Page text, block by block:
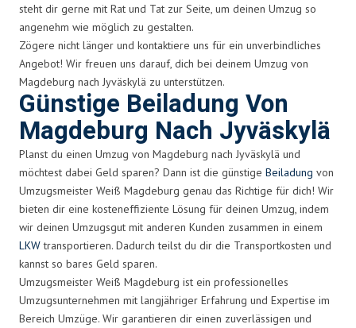
steht dir gerne mit Rat und Tat zur Seite, um deinen Umzug so
angenehm wie möglich zu gestalten.
Zögere nicht länger und kontaktiere uns für ein unverbindliches
Angebot! Wir freuen uns darauf, dich bei deinem Umzug von
Magdeburg nach Jyväskylä zu unterstützen.
Günstige Beiladung Von
Magdeburg Nach Jyväskylä
Planst du einen Umzug von Magdeburg nach Jyväskylä und
möchtest dabei Geld sparen? Dann ist die günstige Beiladung von
Umzugsmeister Weiß Magdeburg genau das Richtige für dich! Wir
bieten dir eine kosteneffiziente Lösung für deinen Umzug, indem
wir deinen Umzugsgut mit anderen Kunden zusammen in einem
LKWtransportieren. Dadurch teilst du dir die Transportkosten und
kannst so bares Geld sparen.
Umzugsmeister Weiß Magdeburg ist ein professionelles
Umzugsunternehmen mit langjähriger Erfahrung und Expertise im
Bereich Umzüge. Wir garantieren dir einen zuverlässigen und